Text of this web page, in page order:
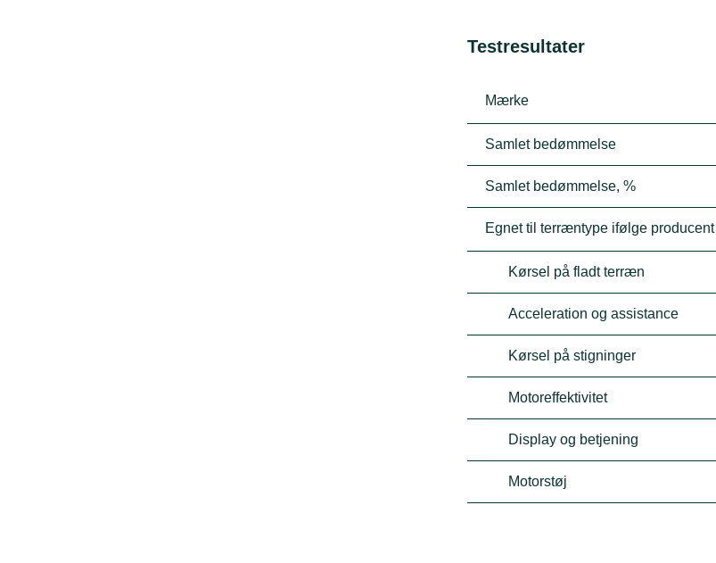
Testresultater
Mærke
Samlet bedømmelse
Samlet bedømmelse, %
Egnet til terræntype ifølge producent
Kørsel på fladt terræn
Acceleration og assistance
Kørsel på stigninger
Motoreffektivitet
Display og betjening
Motorstøj